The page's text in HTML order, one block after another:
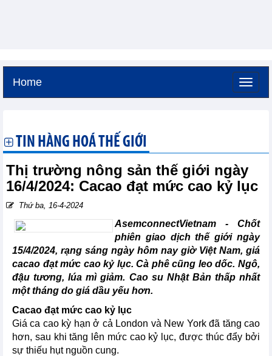
Home
TIN HÀNG HOÁ THẾ GIỚI
Thị trường nông sản thế giới ngày
16/4/2024: Cacao đạt mức cao kỷ lục
Thứ ba, 16-4-2024
AsemconnectVietnam - Chốt
phiên giao dịch thế giới ngày
15/4/2024, rạng sáng ngày hôm nay giờ Việt Nam, giá
cacao đạt mức cao kỷ lục. Cà phê cũng leo dốc. Ngô,
đậu tương, lúa mì giảm. Cao su Nhật Bản thấp nhất
một tháng do giá dầu yếu hơn.
Cacao đạt mức cao kỷ lục
Giá ca cao kỳ hạn ở cả London và New York đã tăng cao
hơn, sau khi tăng lên mức cao kỷ lục, được thúc đẩy bởi
sự thiếu hụt nguồn cung.